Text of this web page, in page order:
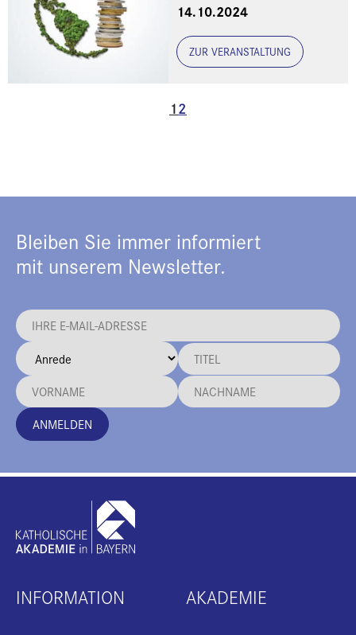
14.10.2024
ZUR VERANSTALTUNG
12
Bleiben Sie immer informiert
mit unserem Newsletter.
ANMELDEN
INFORMATION AKADEMIE